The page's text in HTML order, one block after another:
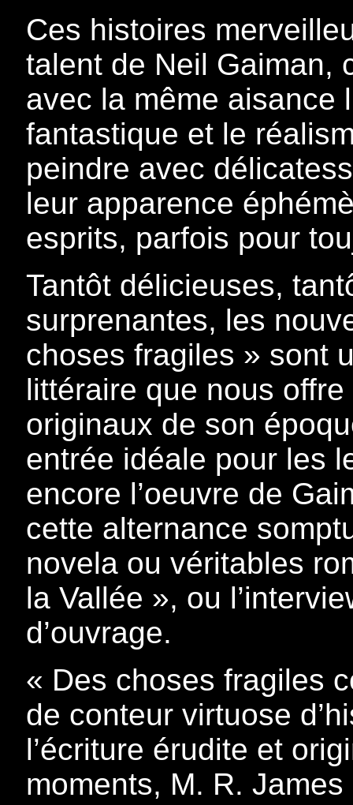
Ces histoires
talent de Neil Gaiman,
avec la même aisance
fantastique et le
peindre avec
leur apparence
esprits, parfois pour
Tantôt délicieuses,
surprenantes, les
choses fragiles » sont
littéraire que nous
originaux de son
entrée idéale pour les
encore l’oeuvre de
cette alternance
novela ou véritables
la Vallée », ou
d’ouvrage.
« Des choses fragiles
de conteur virtuose
l’écriture érudite et
moments, M. R.